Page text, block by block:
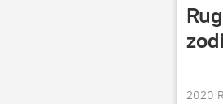
2020